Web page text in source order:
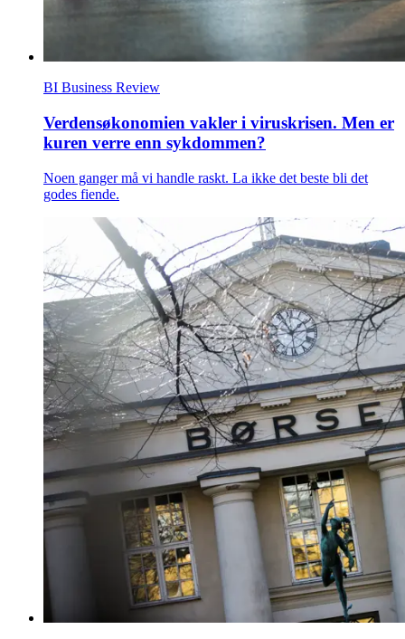
BI Business Review
Verdensøkonomien vakler i viruskrisen. Men er
kuren verre enn sykdommen?
Noen ganger må vi handle raskt. La ikke det beste bli det
godes fiende.